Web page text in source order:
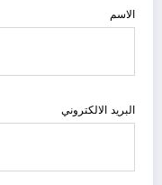
الاسم
البريد الالكتروني